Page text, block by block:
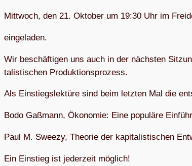
Mitt­woch, den 21. Okto­ber um 19:30 Uhr im
ein­ge­la­den.
Wir beschäf­ti­gen uns auch in der nächs­ten
ta­lis­ti­schen Produktionsprozess.
Als Ein­stiegs­lek­türe sind beim letz­ten Mal die
Bodo Gaß­mann, Öko­no­mie: Eine popu­läre
Paul M. Sweezy, Theo­rie der kapi­ta­lis­ti­schen
Ein Ein­stieg ist jeder­zeit möglich!